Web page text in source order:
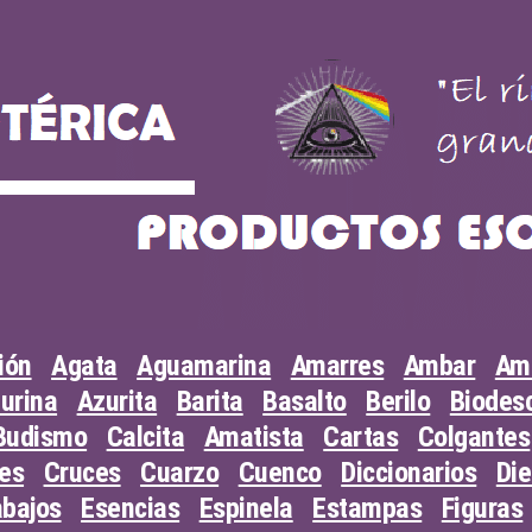
Agata Aguamarina Amarres Ambar
Azurita Barita Basalto Berilo
Calcita Amatista Cartas
Colgantes
Cruces Cuarzo Cuenco Diccionarios
Esencias Espinela Estampas
Figuras